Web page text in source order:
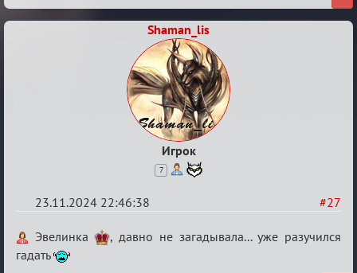
связь
Shaman_lis
Игрок
7
#27
23.11.2024 22:46:38
Re:
Безопасная
Эвелинка
, давно не загадывала... уже разучился
гадать